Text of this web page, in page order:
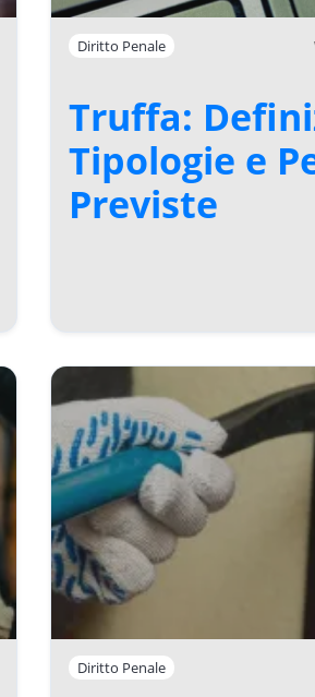
Diritto Penale
Truffa:
Tipologie e
Previste
Diritto Penale